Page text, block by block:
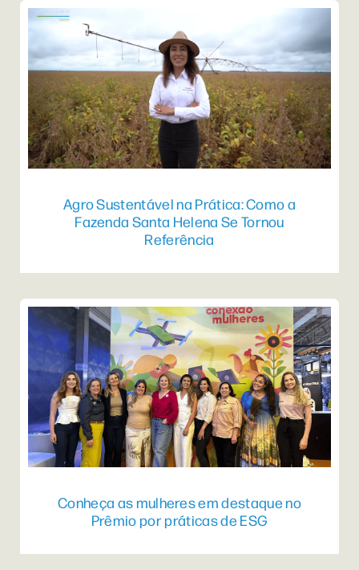
Agro Sustentável na Prática: Como a
Fazenda Santa Helena Se Tornou
Referência
Conheça as mulheres em destaque no
Prêmio por práticas de ESG